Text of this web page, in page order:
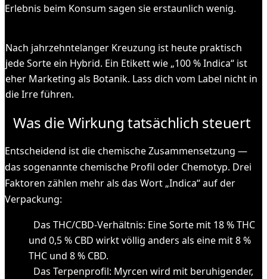
Erlebnis beim Konsum sagen sie erstaunlich wenig.
Nach jahrzehntelanger Kreuzung ist heute praktisch
jede Sorte ein Hybrid. Ein Etikett wie „100 % Indica“ ist
eher Marketing als Botanik. Lass dich vom Label nicht in
die Irre führen.
Was die Wirkung tatsächlich steuert
Entscheidend ist die chemische Zusammensetzung —
das sogenannte chemische Profil oder Chemotyp. Drei
Faktoren zählen mehr als das Wort „Indica“ auf der
Verpackung:
Das THC/CBD-Verhältnis: Eine Sorte mit 18 % THC
und 0,5 % CBD wirkt völlig anders als eine mit 8 %
THC und 8 % CBD.
Das Terpenprofil: Myrcen wird mit beruhigender,